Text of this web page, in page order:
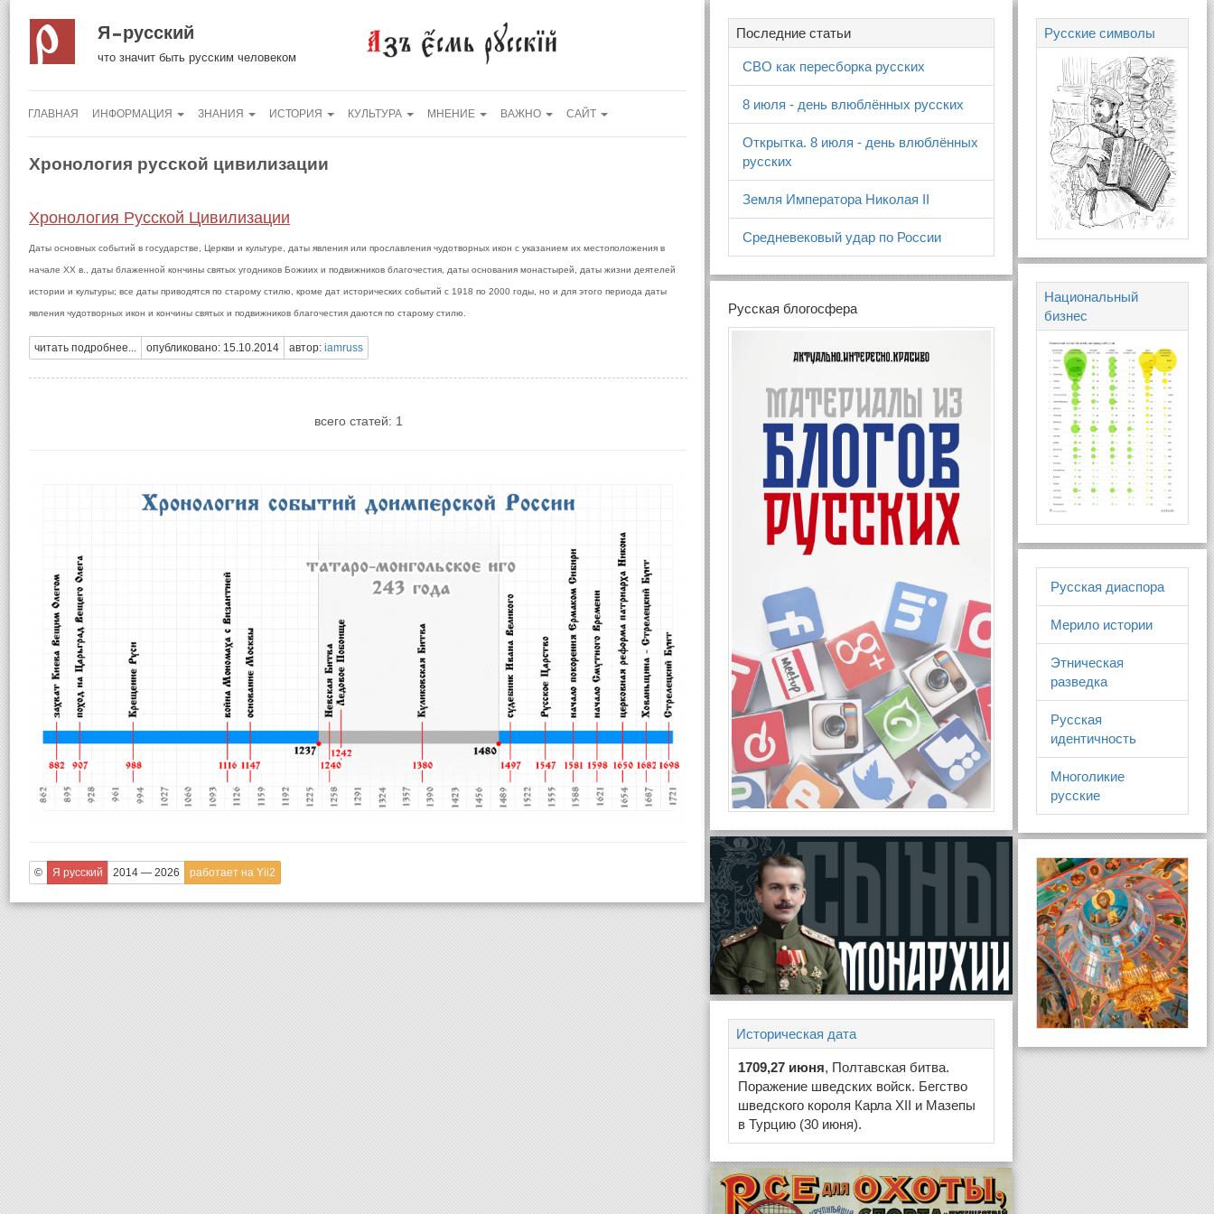
Я русский
что значит быть русским человеком
ГЛАВНАЯ ИНФОРМАЦИЯ ЗНАНИЯ ИСТОРИЯ КУЛЬТУРА МНЕНИЕ ВАЖНО САЙТ
Хронология русской цивилизации
Хронология Русской Цивилизации
Даты основных событий в государстве, Церкви и культуре, даты явления или прославления чудотворных икон с указанием их местоположения в
начале ХХ в., даты блаженной кончины святых угодников Божиих и подвижников благочестия, даты основания монастырей, даты жизни деятелей
истории и культуры; все даты приводятся по старому стилю, кроме дат исторических событий с 1918 по 2000 годы, но и для этого периода даты
явления чудотворных икон и кончины святых и подвижников благочестия даются по старому стилю.
читать подробнее... опубликовано: 15.10.2014 автор: iamruss
всего статей: 1
© Я русский 2014 — 2026 работает на Yii2
Последние статьи
СВО как пересборка русских
8 июля - день влюблённых русских
Открытка. 8 июля - день влюблённых
русских
Земля Императора Николая II
Средневековый удар по России
Русская блогосфера
Историческая дата
1709,27 июня, Полтавская битва.
Поражение шведских войск. Бегство
шведского короля Карла XII и Мазепы
в Турцию (30 июня).
Русские символы
Национальный
бизнес
Русская диаспора
Мерило истории
Этническая
разведка
Русская
идентичность
Многоликие
русские